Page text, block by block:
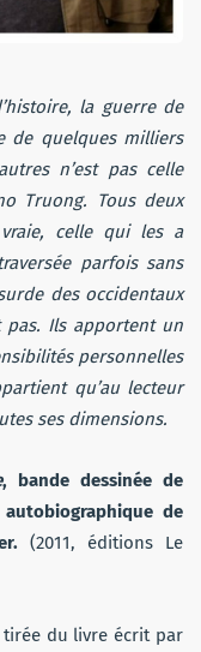
la guerre de
de quelques milliers
n’est pas celle
Truong. Tous deux
celle qui les a
parfois sans
des occidentaux
Ils apportent un
personnelles
qu’au lecteur
ses dimensions.
, bande dessinée de
de
(2011, éditions Le
du livre écrit par